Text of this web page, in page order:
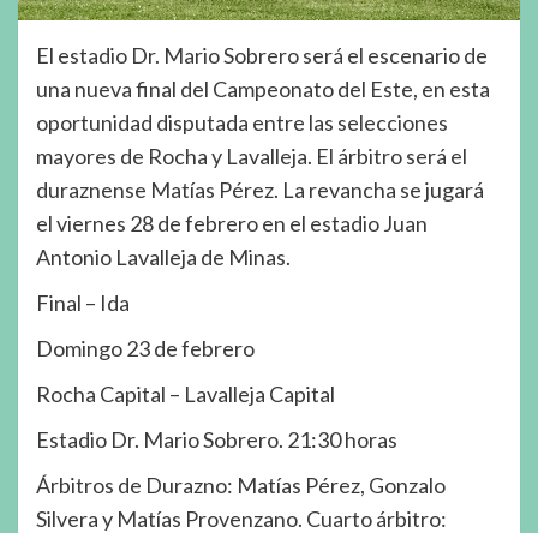
El estadio Dr. Mario Sobrero será el escenario de
una nueva final del Campeonato del Este, en esta
oportunidad disputada entre las selecciones
mayores de Rocha y Lavalleja. El árbitro será el
duraznense Matías Pérez. La revancha se jugará
el viernes 28 de febrero en el estadio Juan
Antonio Lavalleja de Minas.
Final – Ida
Domingo 23 de febrero
Rocha Capital – Lavalleja Capital
Estadio Dr. Mario Sobrero. 21:30 horas
Árbitros de Durazno: Matías Pérez, Gonzalo
Silvera y Matías Provenzano. Cuarto árbitro: